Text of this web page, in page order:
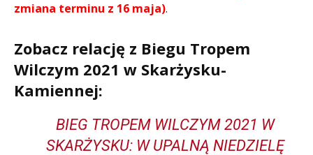
zmiana terminu z 16 maja).
Zobacz relację z Biegu Tropem
Wilczym 2021 w Skarżysku-
Kamiennej:
BIEG TROPEM WILCZYM 2021 W
SKARŻYSKU: W UPALNĄ NIEDZIELĘ